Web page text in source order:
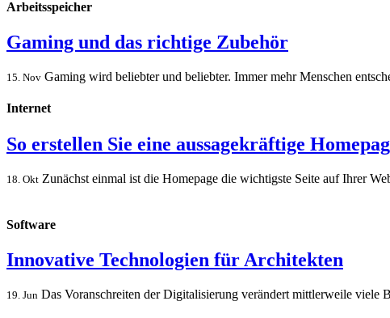
Arbeitsspeicher
Gaming und das richtige Zubehör
15. Nov Gaming wird beliebter und beliebter. Immer mehr Menschen
Internet
So erstellen Sie eine aussagekräftige
18. Okt Zunächst einmal ist die Homepage die wichtigste Seite auf Ihrer
Software
Innovative Technologien für Architekten
19. Jun Das Voranschreiten der Digitalisierung verändert mittlerweile viele